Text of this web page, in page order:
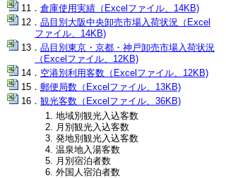
倉庫使用実績（Excelファイル、14KB)
品目別大阪中央卸売市場入荷状況（Excel
ファイル、14KB)
品目別東京・京都・神戸卸売市場入荷状況
（Excelファイル、12KB)
空港別利用客数（Excelファイル、12KB)
郵便局数（Excelファイル、13KB)
観光客数（Excelファイル、36KB)
地域別観光入込客数
月別観光入込客数
発地別観光入込客数
温泉地入湯客数
月別宿泊者数
外国人宿泊者数